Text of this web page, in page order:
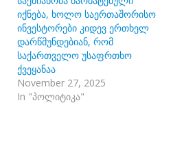
იქნება, ხოლო საერთაშორისო
ინვესტორები კიდევ ერთხელ
დარწმუნდებიან, რომ
საქართველო უსაფრთხო
ქვეყანაა
November 27, 2025
In "პოლიტიკა"